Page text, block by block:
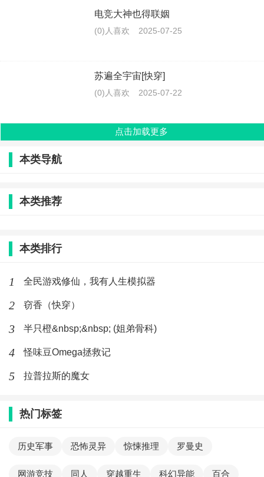
电竞大神也得联姻
(0)人喜欢 2025-07-25
苏遍全宇宙[快穿]
(0)人喜欢 2025-07-22
点击加载更多
本类导航
本类推荐
本类排行
1 全民游戏修仙，我有人生模拟器
2 窃香（快穿）
3 半只橙&nbsp;&nbsp; (姐弟骨科)
4 怪味豆Omega拯救记
5 拉普拉斯的魔女
热门标签
历史军事 恐怖灵异 惊悚推理 罗曼史
网游竞技 同人 穿越重生 科幻异能 百合